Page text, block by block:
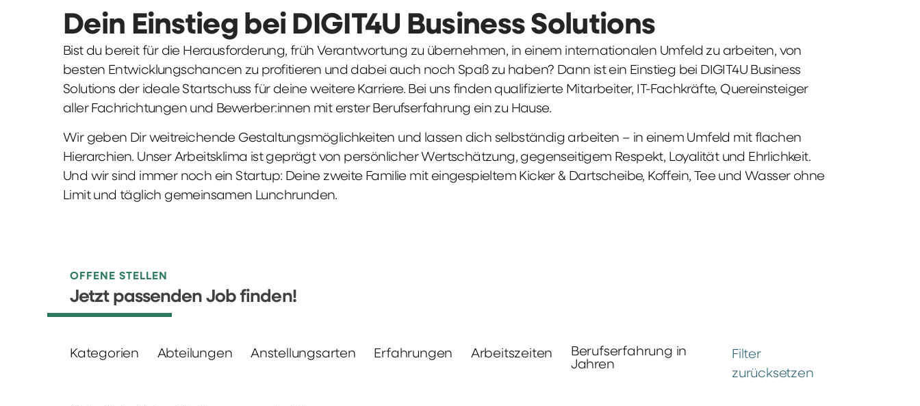
Dein Einstieg bei DIGIT4U Business Solutions
Bist du bereit für die Herausforderung, früh Verantwortung zu übernehmen, in einem internationalen Umfeld zu arbeiten, von
besten Entwicklungschancen zu profitieren und dabei auch noch Spaß zu haben? Dann ist ein Einstieg bei DIGIT4U Business
Solutions der ideale Startschuss für deine weitere Karriere. Bei uns finden qualifizierte Mitarbeiter, IT-Fachkräfte, Quereinsteiger
aller Fachrichtungen und Bewerber:innen mit erster Berufserfahrung ein zu Hause.
Wir geben Dir weitreichende Gestaltungsmöglichkeiten und lassen dich selbständig arbeiten – in einem Umfeld mit flachen
Hierarchien. Unser Arbeitsklima ist geprägt von persönlicher Wertschätzung, gegenseitigem Respekt, Loyalität und Ehrlichkeit.
Und wir sind immer noch ein Startup: Deine zweite Familie mit eingespieltem Kicker & Dartscheibe, Koffein, Tee und Wasser ohne
Limit und täglich gemeinsamen Lunchrunden.
OFFENE STELLEN
Jetzt passenden Job finden!
Kategorien Abteilungen Anstellungsarten Erfahrungen Arbeitszeiten
Berufserfahrung in
Jahren
Filter
zurücksetzen